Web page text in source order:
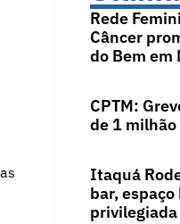
Rede
Câncer
do Bem em
CPTM:
de 1
Itaquá
bar,
privilegiada